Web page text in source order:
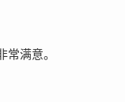
满意。